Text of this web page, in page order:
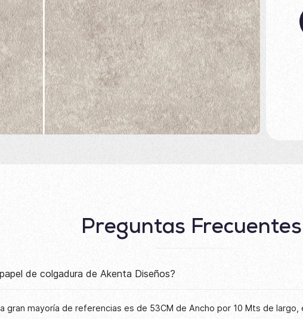
Preguntas Frecuentes
de colgadura de Akenta Diseños?
gran mayoría de referencias es de 53CM de Ancho por 10 Mts de